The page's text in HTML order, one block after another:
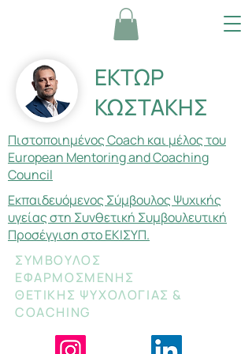
ΕΚΤΩΡ
ΚΩΣΤΑΚΗΣ
ΣΥΜΒΟΥΛΟΣ
ΕΦΑΡΜΟΣΜΕΝΗΣ
ΘΕΤΙΚΗΣ ΨΥΧΟΛΟΓΙΑΣ &
COACHING
Πιστοποιημένος Coach και μέλος του
European Mentoring and Coaching
Council
Εκπαιδευόμενος Σύμβουλος Ψυχικής
υγείας στη Συνθετική Συμβουλευτική
Προσέγγιση στο ΕΚΙΣΥΠ.